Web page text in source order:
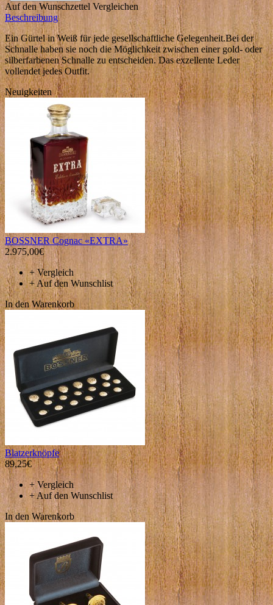
Auf den Wunschzettel Vergleichen
Beschreibung
Ein Gürtel in Weiß für jede gesellschaftliche Gelegenheit.Bei der
Schnalle haben sie noch die Möglichkeit zwischen einer gold- oder
silberfarbenen Schnalle zu entscheiden. Das exzellente Leder
vollendet jedes Outfit.
Neuigkeiten
BOSSNER Cognac «EXTRA»
2.975,00€
+Vergleich
+Auf den Wunschlist
In den Warenkorb
Blаtzerknöpfe
89,25€
+Vergleich
+Auf den Wunschlist
In den Warenkorb